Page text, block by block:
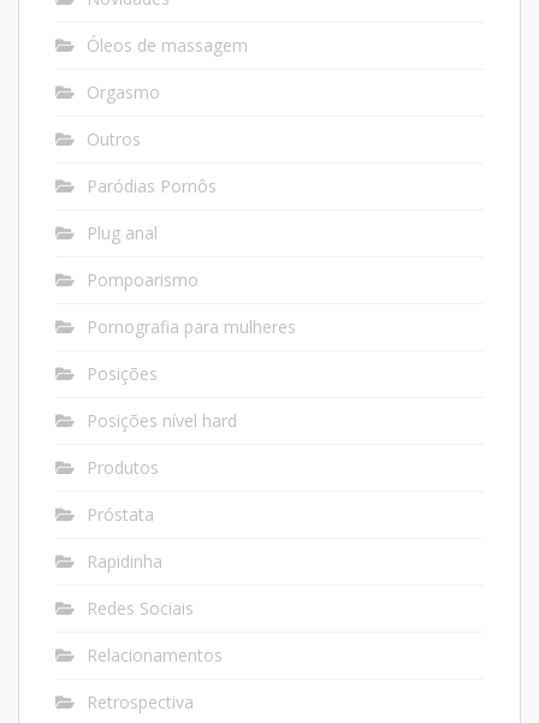
Óleos de massagem
Orgasmo
Outros
Paródias Pornôs
Plug anal
Pompoarismo
Pornografia para mulheres
Posições
Posições nível hard
Produtos
Próstata
Rapidinha
Redes Sociais
Relacionamentos
Retrospectiva